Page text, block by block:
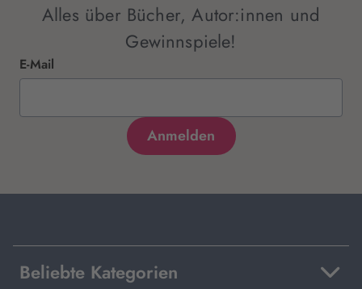
Alles über Bücher, Autor:innen und
Gewinnspiele!
E-Mail
Beliebte Kategorien